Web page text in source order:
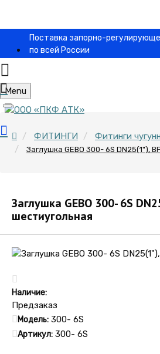
Поставка запорно-
по всей России
Menu
ФИТИНГИ Фитинги
Заглушка GEBO 300- 6S DN25(1"),
Заглушка GEBO 300- 6S
шестиугольная
Наличие:
Предзаказ
Модель: 300- 6S
Артикул: 300- 6S